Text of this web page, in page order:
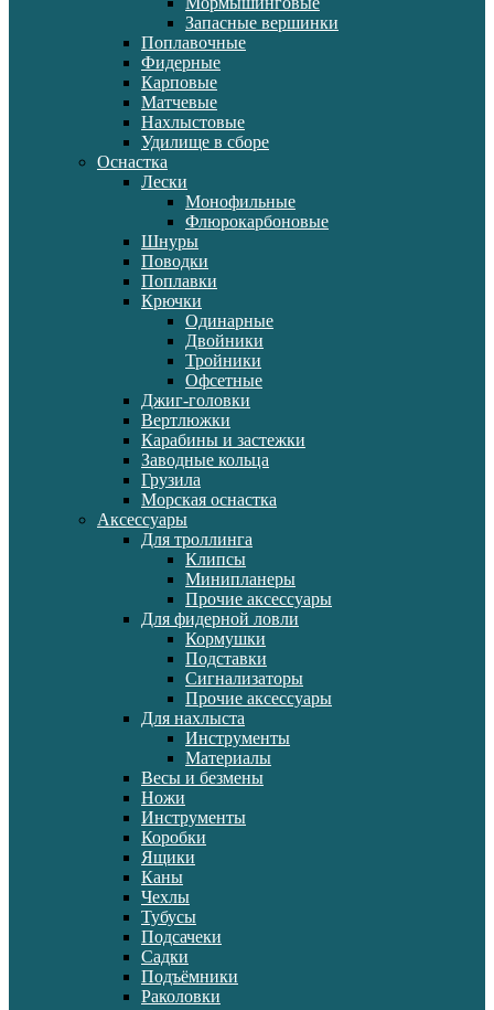
Запасные вершинки
Поплавочные
Фидерные
Карповые
Матчевые
Нахлыстовые
Удилище в сборе
Оснастка
Лески
Монофильные
Флюрокарбоновые
Шнуры
Поводки
Поплавки
Крючки
Одинарные
Двойники
Тройники
Офсетные
Джиг-головки
Вертлюжки
Карабины и застежки
Заводные кольца
Грузила
Морская оснастка
Аксессуары
Для троллинга
Клипсы
Минипланеры
Прочие аксессуары
Для фидерной ловли
Кормушки
Подставки
Сигнализаторы
Прочие аксессуары
Для нахлыста
Инструменты
Материалы
Весы и безмены
Ножи
Инструменты
Коробки
Ящики
Каны
Чехлы
Тубусы
Подсачеки
Садки
Подъёмники
Раколовки